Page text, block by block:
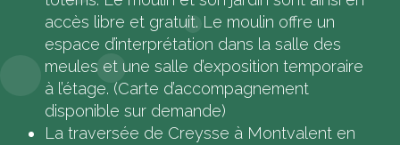
accès libre et gratuit. Le moulin offre un
espace d’interprétation dans la salle des
meules et une salle d’exposition temporaire
à l’étage. (Carte d’accompagnement
disponible sur demande)
La traversée de Creysse à Montvalent en